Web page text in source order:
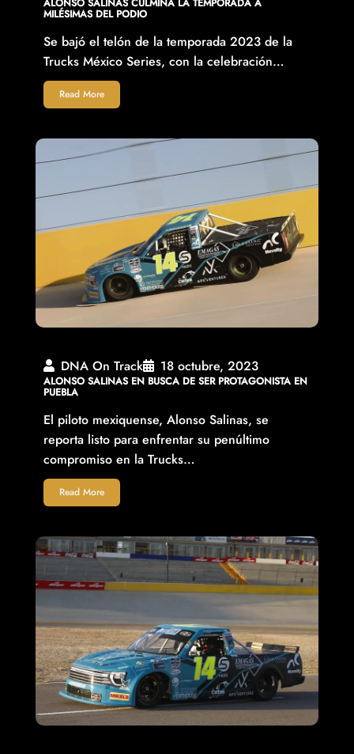
MILÉSIMAS DEL PODIO
Se bajó el telón de la temporada 2023 de la
Trucks México Series, con la celebración…
Read More
DNA On Track 18 octubre, 2023
ALONSO SALINAS EN BUSCA DE SER PROTAGONISTA EN
PUEBLA
El piloto mexiquense, Alonso Salinas, se
reporta listo para enfrentar su penúltimo
compromiso en la Trucks…
Read More